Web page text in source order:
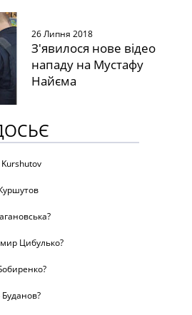
26 Липня 2018
З'явилося нове відео
нападу на Мустафу
Найєма
Цибулько?